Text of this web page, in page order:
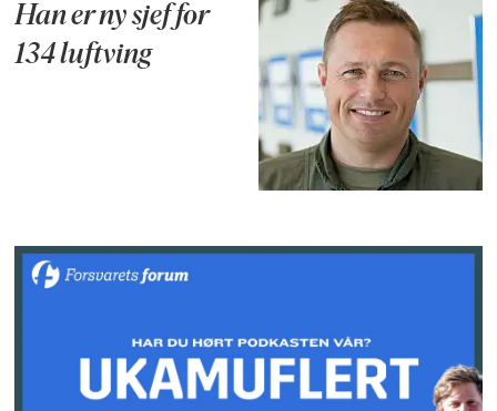
Han er ny sjef for
134 luftving